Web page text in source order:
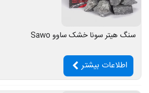
سنگ هیتر سونا خشک ساوو Sawo
اطلاعات بیشتر